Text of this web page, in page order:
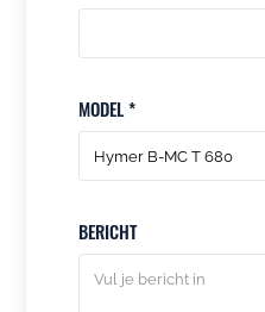
MODEL *
BERICHT